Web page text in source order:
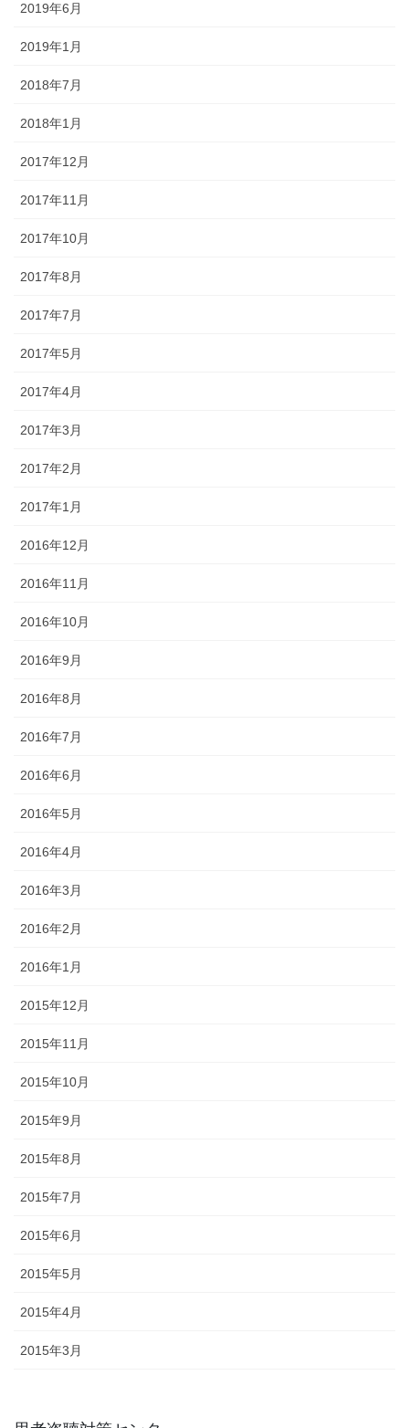
2019年6月
2019年1月
2018年7月
2018年1月
2017年12月
2017年11月
2017年10月
2017年8月
2017年7月
2017年5月
2017年4月
2017年3月
2017年2月
2017年1月
2016年12月
2016年11月
2016年10月
2016年9月
2016年8月
2016年7月
2016年6月
2016年5月
2016年4月
2016年3月
2016年2月
2016年1月
2015年12月
2015年11月
2015年10月
2015年9月
2015年8月
2015年7月
2015年6月
2015年5月
2015年4月
2015年3月